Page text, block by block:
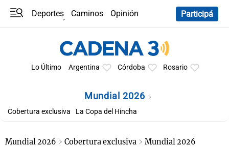
Deportes Caminos
Opinión
Participá
Lo Último Argentina Córdoba Rosario
Mundial 2026
Cobertura exclusiva La Copa del Hincha
Mundial 2026 Cobertura exclusiva Mundial 2026